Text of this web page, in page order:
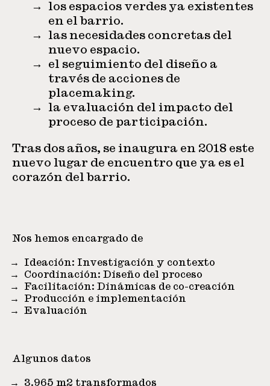
los espacios verdes ya existentes
en el barrio.
las necesidades concretas del
nuevo espacio.
el seguimiento del diseño a
través de acciones de
placemaking.
la evaluación del impacto del
proceso de participación.
Tras dos años, se inaugura en 2018 este
nuevo lugar de encuentro que ya es el
corazón del barrio.
Nos hemos encargado de
Ideación: Investigación y contexto
Coordinación: Diseño del proceso
Facilitación: Dinámicas de co-creación
Producción e implementación
Evaluación
Algunos datos
3.965 m2 transformados